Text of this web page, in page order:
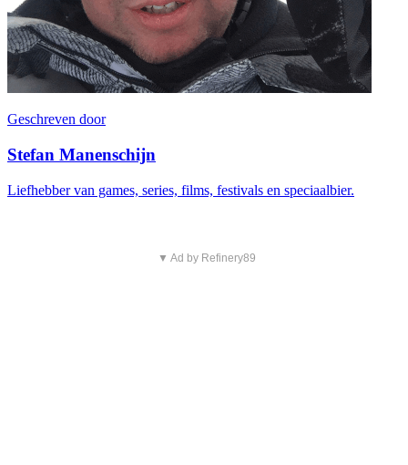
Geschreven door
Stefan Manenschijn
Liefhebber van games, series, films, festivals en speciaalbier.
▼ Ad by Refinery89